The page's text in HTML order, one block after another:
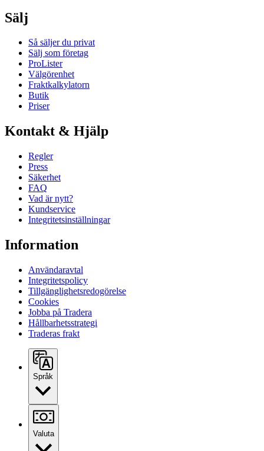
Sälj
Så säljer du privat
Sälj som företag
ProLister
Välgörenhet
Fraktkalkylatorn
Butik
Priser
Kontakt & Hjälp
Regler
Press
Säkerhet
FAQ
Vad är nytt?
Kundservice
Integritetsinställningar
Information
Användaravtal
Integritetspolicy
Tillgänglighetsredogörelse
Cookies
Jobba på Tradera
Hållbarhetsstrategi
Traderas frakt
Språk
Valuta